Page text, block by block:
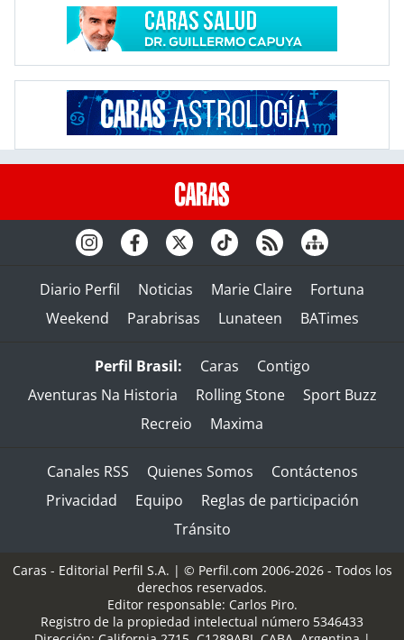
Diario Perfil Noticias Marie Claire
Fortuna
Weekend
Parabrisas Lunateen BATimes
Perfil Brasil: Caras
Contigo
Aventuras Na Historia
Rolling Stone
Sport Buzz
Recreio
Maxima
Canales RSS Quienes Somos
Contáctenos
Privacidad
Equipo
Reglas de participación
Tránsito
Caras - Editorial Perfil S.A. | © Perfil.com 2006-2026 - Todos los
derechos reservados.
Editor responsable: Carlos Piro.
Registro de la propiedad intelectual número 5346433